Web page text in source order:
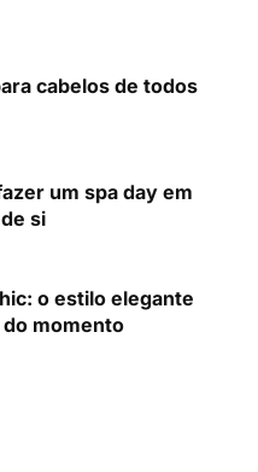
cabelos de todos
um spa day em
si
o estilo elegante
momento